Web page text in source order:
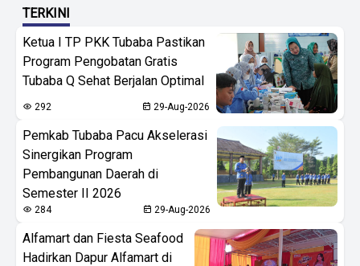
TERKINI
Ketua I TP PKK Tubaba Pastikan
Program Pengobatan Gratis
Tubaba Q Sehat Berjalan Optimal
292 29-Aug-2026
Pemkab Tubaba Pacu Akselerasi
Sinergikan Program
Pembangunan Daerah di
Semester II 2026
284 29-Aug-2026
Alfamart dan Fiesta Seafood
Hadirkan Dapur Alfamart di